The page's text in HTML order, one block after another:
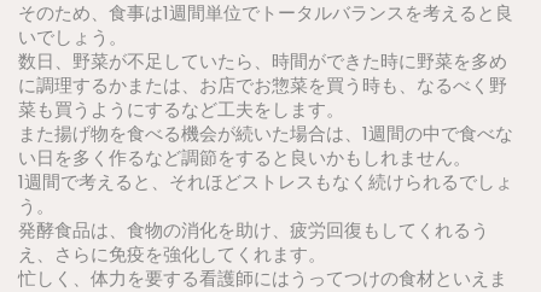
そのため、食事は1週間単位でトータルバランスを考えると良
いでしょう。
数日、野菜が不足していたら、時間ができた時に野菜を多め
に調理するかまたは、お店でお惣菜を買う時も、なるべく野
菜も買うようにするなど工夫をします。
また揚げ物を食べる機会が続いた場合は、1週間の中で食べな
い日を多く作るなど調節をすると良いかもしれません。
1週間で考えると、それほどストレスもなく続けられるでしょ
う。
発酵食品は、食物の消化を助け、疲労回復もしてくれるう
え、さらに免疫を強化してくれます。
忙しく、体力を要する看護師にはうってつけの食材といえま